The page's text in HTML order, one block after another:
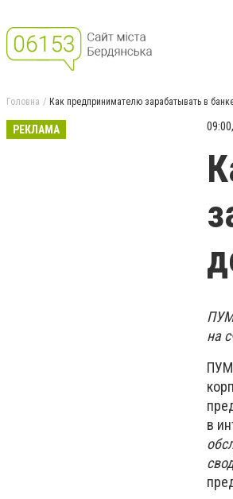
Головна Как предпринимателю зарабатывать в
РЕКЛАМА
на
в